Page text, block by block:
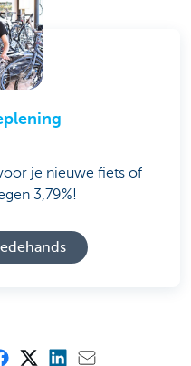
je nieuwe fiets of
3,79%!